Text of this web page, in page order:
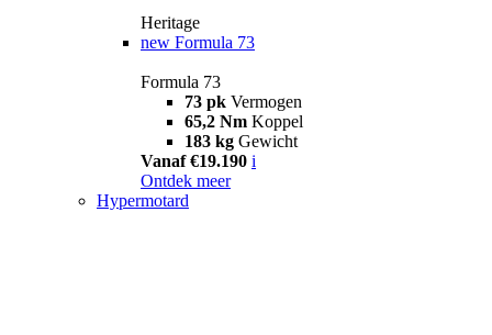
Heritage
new Formula 73
Formula 73
73 pk Vermogen
65,2 Nm Koppel
183 kg Gewicht
Vanaf €19.190 i
Ontdek meer
Hypermotard